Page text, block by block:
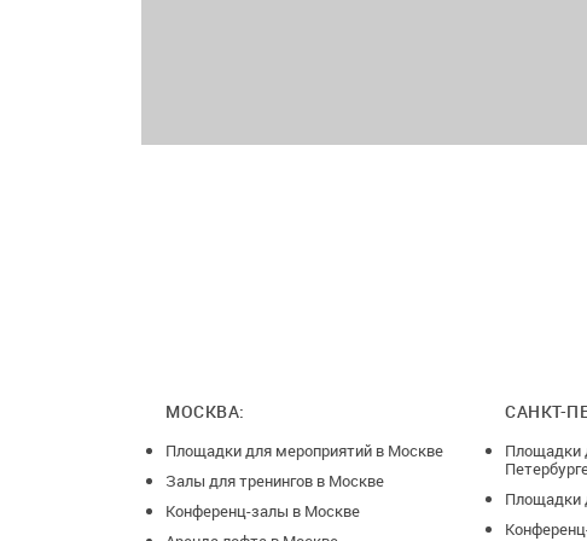
МОСКВА:
Площадки для мероприятий в Москве
Залы для тренингов в Москве
Конференц-залы в Москве
САНКТ-
Площадки
Площадки